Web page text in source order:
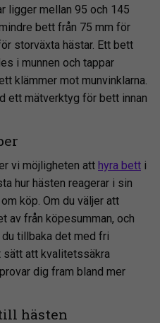
ligger mellan 95 och 145
bett från 75 mm för
storväxta hästar. Ett bett
i munnen och tappar
klämmer mot munvinklarna.
ett mätverktyg för bett innan
vi möjligheten att hyra bett i
hur hästen reagerar i sin
köp. Om du väljer att
av från köpesumman, och
tillbaka det med fri
sätt att kvalitetssäkra
dig fram bland mer
hästen